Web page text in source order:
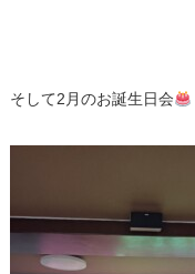
そして2月のお誕生日会